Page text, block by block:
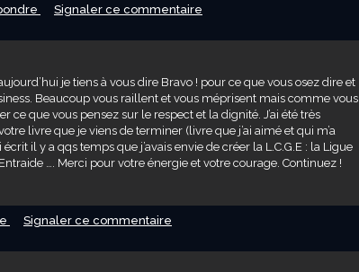
Signaler ce commentaire
je tiens à vous dire Bravo ! pour ce que vous osez dire et
Beaucoup vous raillent et vous méprisent mais comme vous
ce que vous pensez sur le respect et la dignité. J’ai été très
livre que je viens de terminer (livre que j’ai aimé et qui m’a
il y a qqs temps que j’avais envie de créer la L.C.G.E : la Ligue
…. Merci pour votre énergie et votre courage. Continuez !
Signaler ce commentaire